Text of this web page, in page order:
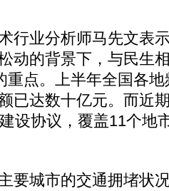
业分析师马先文表
动的背景下，与民生
重点。上半年全国各
已达数十亿元。而近
设协议，覆盖11个地
城市的交通拥堵状